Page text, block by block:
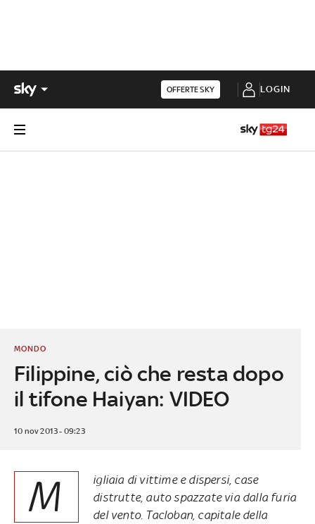
OFFERTE SKY LOGIN
Filippine, ciò che resta dopo
il tifone Haiyan: VIDEO
MONDO
10 nov 2013 - 09:23
M
igliaia di vittime e dispersi, case
distrutte, auto spazzate via dalla furia
del vento. Tacloban, capitale della